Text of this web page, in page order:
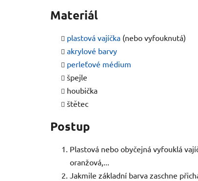
Materiál
plastová vajíčka (nebo vyfouknutá)
akrylové barvy
perleťové médium
špejle
houbička
štětec
Postup
Plastová nebo obyčejná vyfouklá
oranžová,...
Jakmile základní barva zaschne